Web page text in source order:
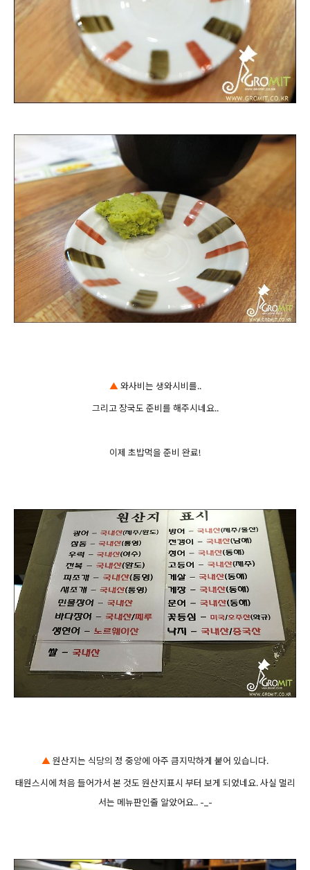
▲와사비는 생와시비를..
그리고 장국도 준비를 해주시네요..
이제 초밥먹을 준비 완료!
▲원산지는 식당의 정 중앙에 아주 큼지막하게 붙어 있습니다.
태원스시에 처음 들어가서 본 것도 원산지표시 부터 보게 되었네요. 사실 멀리
서는 메뉴판인줄 알았어요.. -_-